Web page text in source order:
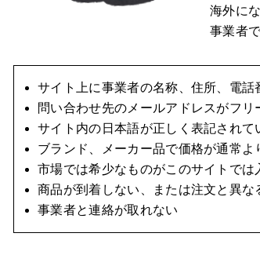
海外に
事業者
サイト上に事業者の名称、住所、電
問い合わせ先のメールアドレスがフリ
サイト内の日本語が正しく表記されて
ブランド、メーカー品で価格が通常よ
市場では希少なものがこのサイトでは
商品が到着しない、または注文と異
事業者と連絡が取れない